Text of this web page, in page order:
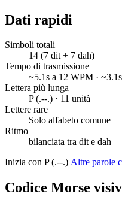
Dati rapidi
Simboli totali
14 (7 dit + 7 dah)
Tempo di trasmissione
~5.1s a 12 WPM ·
Lettera più lunga
P (.--.) · 11 unità
Lettere rare
Solo alfabeto comune
Ritmo
bilanciata tra dit e dah
Inizia con P (.--.) Altre parole
Codice Morse